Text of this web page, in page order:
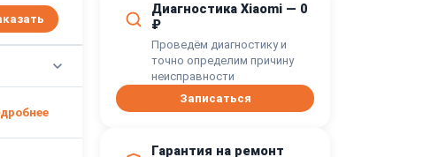
Диагностика Xiaomi — 0
₽
Проведём диагностику и
точно определим причину
неисправности
Записаться
Гарантия на ремонт